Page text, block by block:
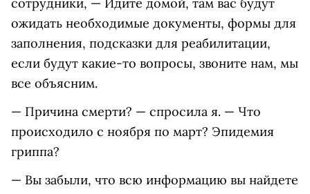
ожидать необходимые документы, формы для
заполнения, подсказки для реабилитации,
если будут какие-то вопросы, звоните нам, мы
все объясним.
— Причина смерти? — спросила я. — Что
происходило с ноября по март? Эпидемия
гриппа?
— Вы забыли, что всю информацию вы найдете